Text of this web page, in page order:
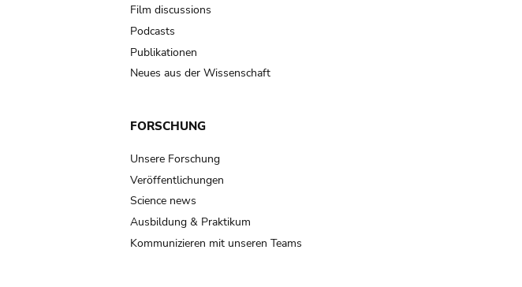
Film discussions
Podcasts
Publikationen
Neues aus der Wissenschaft
FORSCHUNG
Unsere Forschung
Veröffentlichungen
Science news
Ausbildung & Praktikum
Kommunizieren mit unseren Teams